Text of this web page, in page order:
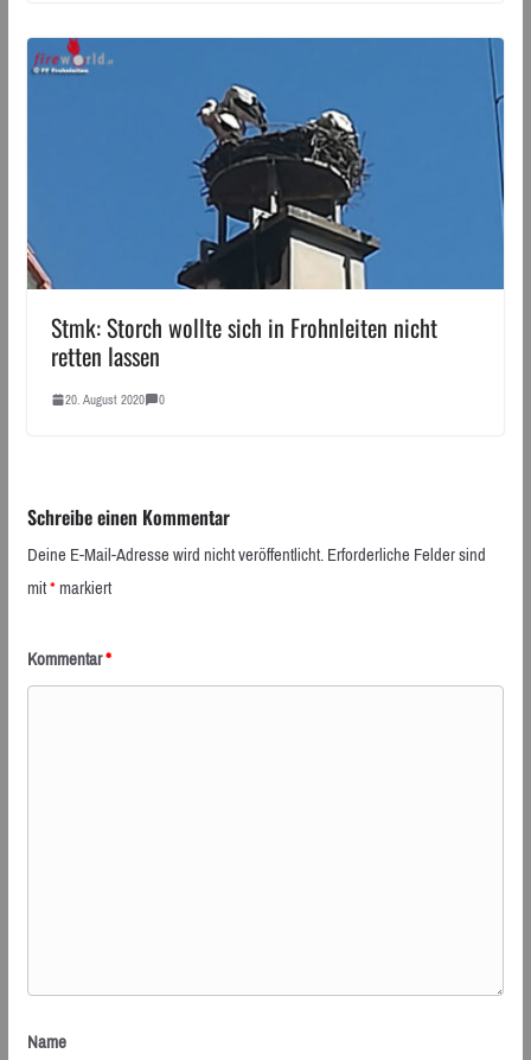
Stmk: Storch wollte sich in Frohnleiten nicht
retten lassen
20. August 2020 0
Schreibe einen Kommentar
Deine E-Mail-Adresse wird nicht veröffentlicht.Erforderliche Felder sind
mit*markiert
Kommentar*
Name